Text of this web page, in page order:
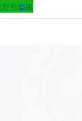
だち追加